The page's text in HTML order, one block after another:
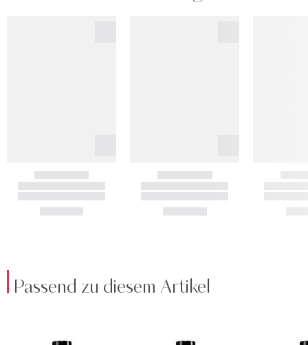
Passend zu diesem Artikel